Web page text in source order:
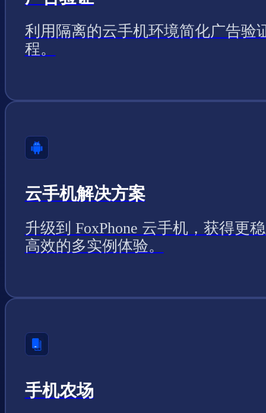
利用隔离的云手机环境简化广告验
程。
云手机解决方案
升级到 FoxPhone 云手机，获得更
高效的多实例体验。
手机农场